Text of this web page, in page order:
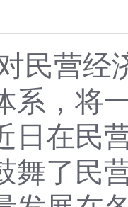
民营
系，将
日在民
舞了民